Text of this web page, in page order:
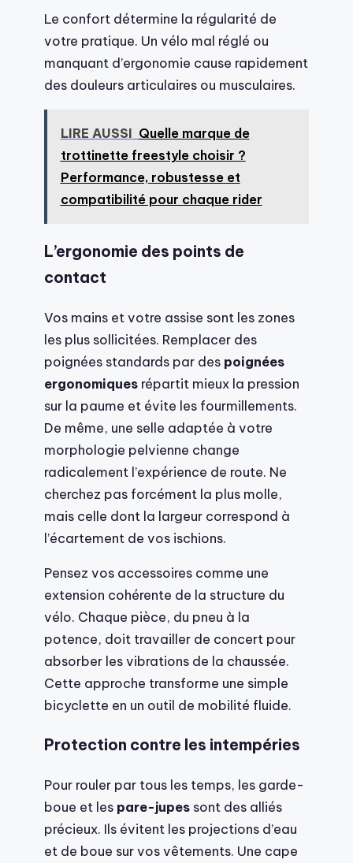
Le confort détermine la régularité de
votre pratique. Un vélo mal réglé ou
manquant d’ergonomie cause rapidement
des douleurs articulaires ou musculaires.
LIRE AUSSI Quelle marque de
trottinette freestyle choisir ?
Performance, robustesse et
compatibilité pour chaque rider
L’ergonomie des points de
contact
Vos mains et votre assise sont les zones
les plus sollicitées. Remplacer des
poignées standards par des poignées
ergonomiques répartit mieux la pression
sur la paume et évite les fourmillements.
De même, une selle adaptée à votre
morphologie pelvienne change
radicalement l’expérience de route. Ne
cherchez pas forcément la plus molle,
mais celle dont la largeur correspond à
l’écartement de vos ischions.
Pensez vos accessoires comme une
extension cohérente de la structure du
vélo. Chaque pièce, du pneu à la
potence, doit travailler de concert pour
absorber les vibrations de la chaussée.
Cette approche transforme une simple
bicyclette en un outil de mobilité fluide.
Protection contre les intempéries
Pour rouler par tous les temps, les garde-
boue et les pare-jupes sont des alliés
précieux. Ils évitent les projections d’eau
et de boue sur vos vêtements. Une cape